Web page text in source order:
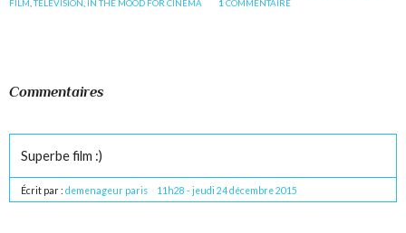
FILM ,TÉLÉVISION IN THE MOOD FOR CINEMA 1 COMMENTAIRE
Commentaires
Superbe film :)
Écrit par :demenageur paris 11h28 -jeudi 24 décembre 2015